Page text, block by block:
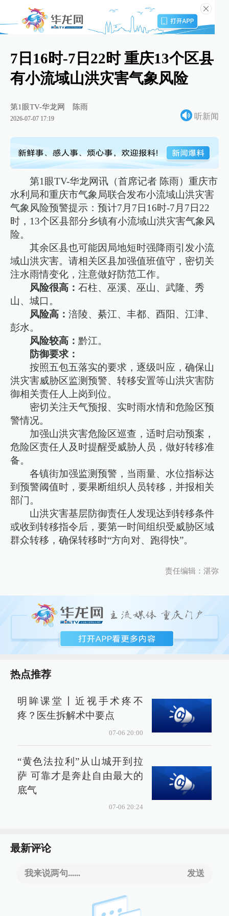
7日16时-7日22时 重庆13个区县
有小流域山洪灾害气象风险
第1眼TV-华龙网 陈雨
2026-07-07 17:19 听新闻
第1眼TV-华龙网讯（首席记者 陈雨）重庆市
水利局和重庆市气象局联合发布小流域山洪灾害
气象风险预警提示：预计7月7日16时-7月7日22
时，13个区县部分乡镇有小流域山洪灾害气象风
险。
其余区县也可能因局地短时强降雨引发小流
域山洪灾害。请相关区县加强值班值守，密切关
注水雨情变化，注意做好防范工作。
风险很高：石柱、巫溪、巫山、武隆、秀
山、城口。
风险高：涪陵、綦江、丰都、酉阳、江津、
彭水。
风险较高：黔江。
防御要求：
按照五包五落实的要求，逐级叫应，确保山
洪灾害威胁区监测预警、转移安置等山洪灾害防
御相关责任人上岗到位。
密切关注天气预报、实时雨水情和危险区预
警情况。
加强山洪灾害危险区巡查，适时启动预案，
危险区责任人及时提醒受威胁人员，做好转移准
备。
各镇街加强监测预警，当雨量、水位指标达
到预警阈值时，要果断组织人员转移，并报相关
部门。
山洪灾害基层防御责任人发现达到转移条件
或收到转移指令后，要第一时间组织受威胁区域
群众转移，确保转移时“方向对、跑得快”。
责任编辑：湛弥
热点推荐
明眸课堂丨近视手术疼不
疼？医生拆解术中要点
07-06 20:00
“黄色法拉利”从山城开到拉
萨 可靠才是奔赴自由最大的
底气
07-06 20:24
最新评论
我来说两句...... 发送